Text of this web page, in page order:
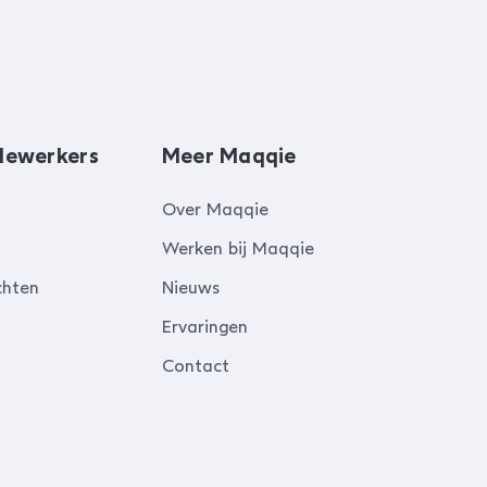
Meer Maqqie
Over Maqqie
Werken bij Maqqie
Nieuws
Ervaringen
Contact